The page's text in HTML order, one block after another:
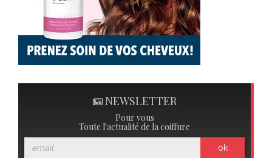
NEWSLETTER
Pour vous
Toute l'actualité de la coiffure
ok